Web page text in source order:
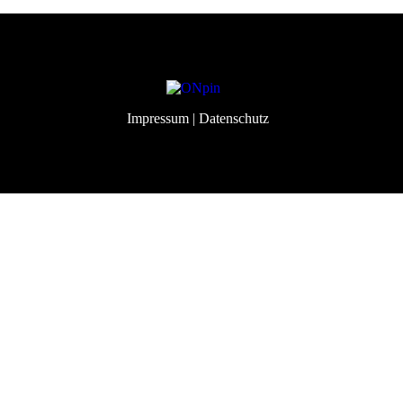
Impressum | Datenschutz